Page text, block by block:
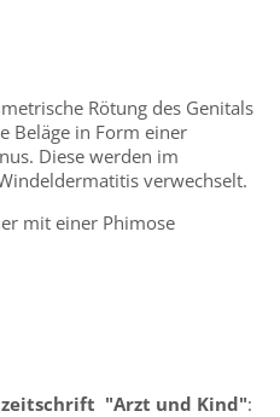
Rötung des Genitals
Beläge in Form einer
Diese werden im
verwechselt.
mit einer Phimose
"Arzt und Kind":